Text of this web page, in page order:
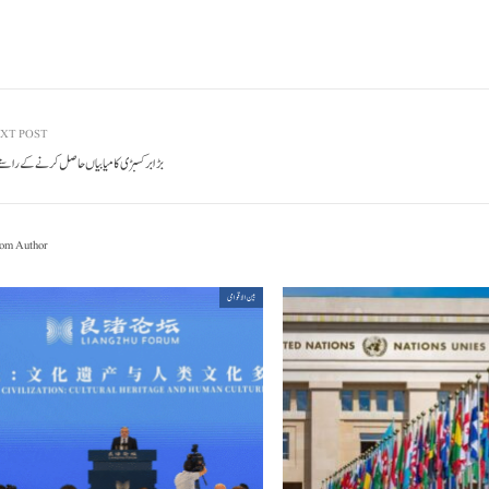
POST
بڑا برکسبڑی کامیابیاں حاصل کر نے کے
Author
بین الاقوامی